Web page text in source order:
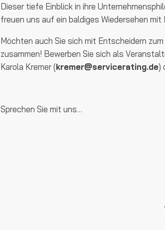
Dieser tiefe Einblick in ihre
freuen uns auf ein baldiges Wiedersehen
Möchten auch Sie sich mit Entscheidern
zusammen! Bewerben Sie sich als
Karola Kremer (kremer@servicerating.de)
Sprechen Sie mit uns…